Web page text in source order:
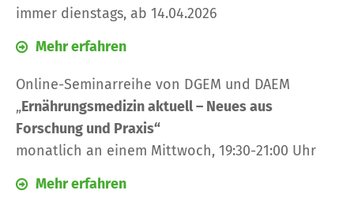
immer dienstags, ab 14.04.2026
Mehr erfahren
Online-Seminarreihe von DGEM und DAEM
„ Ernährungsmedizin aktuell – Neues aus
Forschung und Praxis“
monatlich an einem Mittwoch, 19:30-21:00 Uhr
Mehr erfahren